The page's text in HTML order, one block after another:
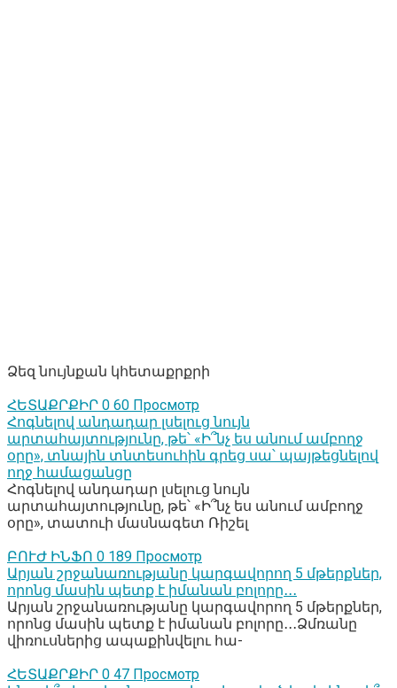
Ձեզ նույնքան կհետաքրքրի
ՀԵՏԱՔՐՔԻՐ 0 60 Просмотр
Հոգնելով անդադար լսելուց նույն
արտահայտությունը, թե՝ «Ի՞նչ ես անում ամբողջ
օրը», տնային տնտեսուհին գրեց սա՝ պայթեցնելով
ողջ համացանցը
Հոգնելով անդադար լսելուց նույն
արտահայտությունը, թե՝ «Ի՞նչ ես անում ամբողջ
օրը», տատուի մասնագետ Ռիշել
ԲՈՒԺ ԻՆՖՈ 0 189 Просмотр
Արյան շրջանառությանը կարգավորող 5 մթերքներ,
որոնց մասին պետք է իմանան բոլորը․․․
Արյան շրջանառությանը կարգավորող 5 մթերքներ,
որոնց մասին պետք է իմանան բոլորը․․․Ձմռանը
վիռուսներից ապաքինվելու հա-
ՀԵՏԱՔՐՔԻՐ 0 47 Просмотр